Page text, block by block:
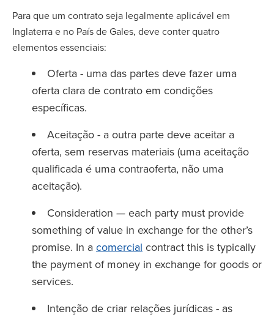
Para que um contrato seja legalmente aplicável em
Inglaterra e no País de Gales, deve conter quatro
elementos essenciais:
Oferta - uma das partes deve fazer uma
oferta clara de contrato em condições
específicas.
Aceitação - a outra parte deve aceitar a
oferta, sem reservas materiais (uma aceitação
qualificada é uma contraoferta, não uma
aceitação).
Consideration — each party must provide
something of value in exchange for the other’s
promise. In a comercial contract this is typically
the payment of money in exchange for goods or
services.
Intenção de criar relações jurídicas - as